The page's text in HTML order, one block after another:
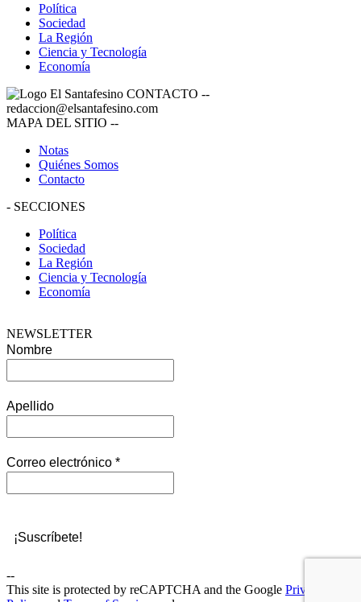
Política
Sociedad
La Región
Ciencia y Tecnología
Economía
CONTACTO --
redaccion@elsantafesino.com
MAPA DEL SITIO --
Notas
Quiénes Somos
Contacto
- SECCIONES
Política
Sociedad
La Región
Ciencia y Tecnología
Economía
NEWSLETTER
Nombre
Apellido
Correo electrónico *
--
This site is protected by reCAPTCHA and the Google Privacy